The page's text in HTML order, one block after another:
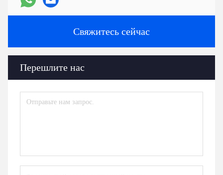
Свяжитесь сейчас
Перешлите нас